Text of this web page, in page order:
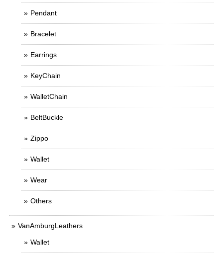
Pendant
Bracelet
Earrings
KeyChain
WalletChain
BeltBuckle
Zippo
Wallet
Wear
Others
VanAmburgLeathers
Wallet